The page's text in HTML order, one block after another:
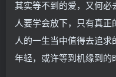
其实等不到的爱，又何必
人要学会放下，只有真正
人的一生当中值得去追
年轻，或许等到机缘到的